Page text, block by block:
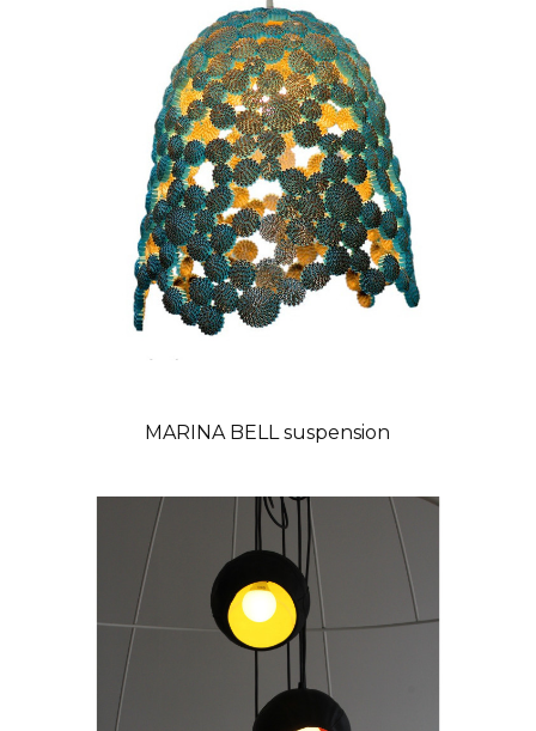
MARINA BELL suspension